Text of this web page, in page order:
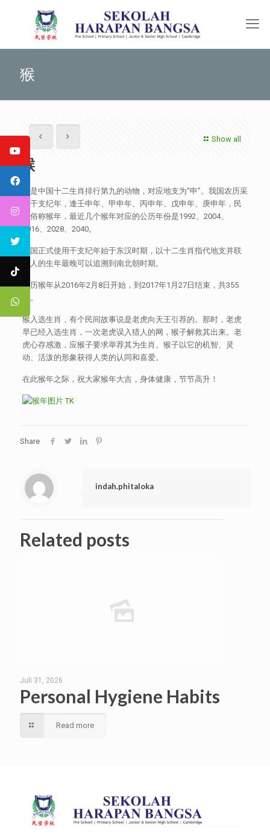
猴
Show all
猴
猴是中国十二生肖排行第九的动物，对应地支为“申”。我国农历采
用干支纪年，逢壬申年、甲申年、丙申年、戊申年、庚申年，民
间俗称猴年，最近几个猴年对应的公历年份是1992、2004、
2016、2028、2040。
中国正式使用干支纪年始于东汉时期，以十二生肖指代地支并联
系人的生年最晚可以追溯到南北朝时期。
农历猴年从2016年2月8日开始，到2017年1月27日结束，共355
天。
猴入选生肖，有个民间故事说是老虎向天王引荐的。那时，老虎
早已经入选生肖，一次老虎误入猎人的网，猴子解救其出来。老
虎心存感激，应猴子要求举荐其为生肖。猴子以它的机智、灵
动、活泼的形象获得人类的认同和喜爱。
在此猴年之际，祝大家猴年大吉，身体健康，节节高升！
Share
indah.phitaloka
Related posts
Juli 31, 2026
Personal Hygiene Habits
Read more